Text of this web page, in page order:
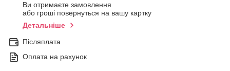
Ви отримаєте замовлення
або гроші повернуться на вашу картку
Детальніше
Післяплата
Оплата на рахунок